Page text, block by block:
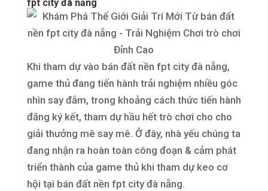
fpt city đà nẵng
Khi tham dự vào bán đất nền fpt city đà nẵng,
game thủ đang tiến hành trải nghiệm nhiều góc
nhìn say đắm, trong khoảng cách thức tiến hành
đăng ký kết, tham dự hầu hết trò chơi cho cho
giải thưởng mê say mê. Ở đây, nhà yếu chúng ta
đang nhận ra hoàn toàn công đoạn & cảm phát
triển thành của game thủ khi tham dự keo cơ
hội tại bán đất nền fpt city đà nẵng.